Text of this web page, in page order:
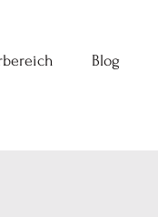
Blog